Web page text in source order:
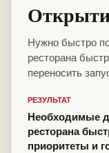
Нужно быстро
ресторана
переносить
РЕЗУЛЬТАТ
Необходимые
ресторана
приоритеты и